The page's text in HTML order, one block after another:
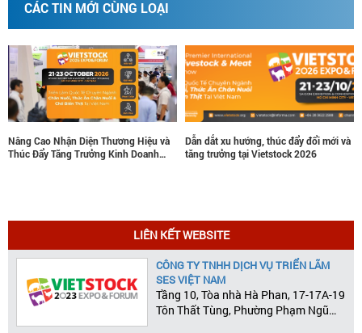
CÁC TIN MỚI CÙNG LOẠI
Nâng Cao Nhận Diện Thương Hiệu và
Thúc Đẩy Tăng Trưởng Kinh Doanh
Dẫn dắt xu hướng, thúc đẩy đổi mới và
tăng trưởng tại Vietstock 2026
LIÊN KẾT WEBSITE
CÔNG TY TNHH DỊCH VỤ TRIỂN LÃM
SES VIỆT NAM
Tầng 10, Tòa nhà Hà Phan, 17-17A-19
Tôn Thất Tùng, Phường Phạm Ngũ